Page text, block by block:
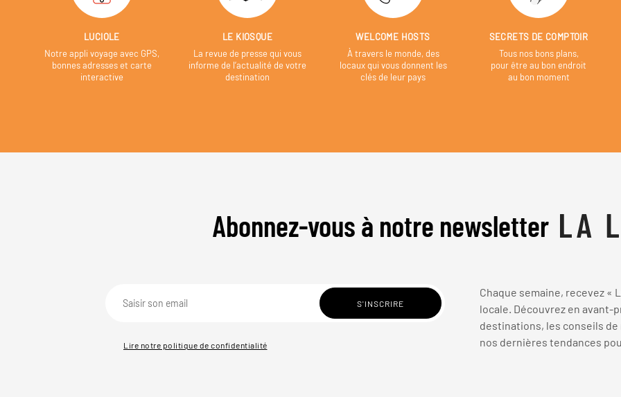
LUCIOLE
Notre appli voyage avec GPS,
bonnes adresses et carte
interactive
LE KIOSQUE
La revue de presse qui vous
informe de l’actualité de votre
destination
WELCOME HOSTS
À travers le monde, des
locaux qui vous donnent les
clés de leur pays
SECRETS DE COMPTOIR
Tous nos bons plans,
pour être au bon endroit
au bon moment
Abonnez-vous à notre newsletter
Lire notre politique de confidentialité
Chaque semaine, recevez «
locale. Découvrez en avant-
destinations, les conseils
nos dernières tendances